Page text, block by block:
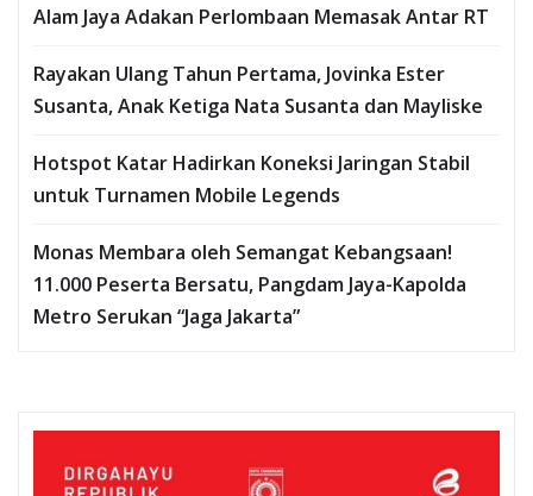
Alam Jaya Adakan Perlombaan Memasak Antar RT
Rayakan Ulang Tahun Pertama, Jovinka Ester
Susanta, Anak Ketiga Nata Susanta dan Mayliske
Hotspot Katar Hadirkan Koneksi Jaringan Stabil
untuk Turnamen Mobile Legends
Monas Membara oleh Semangat Kebangsaan!
11.000 Peserta Bersatu, Pangdam Jaya-Kapolda
Metro Serukan “Jaga Jakarta”